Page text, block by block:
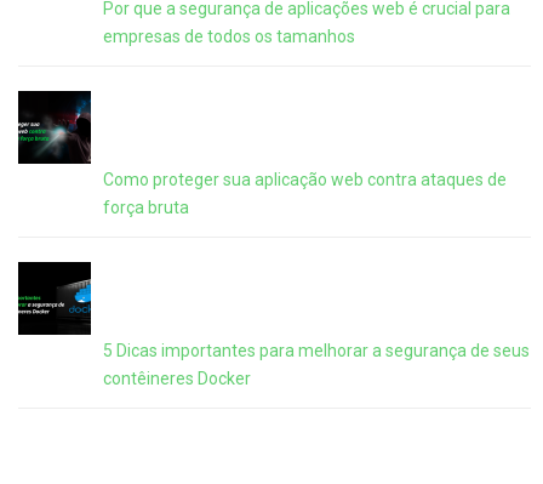
Por que a segurança de aplicações web é crucial para
empresas de todos os tamanhos
Como proteger sua aplicação web contra ataques de
força bruta
5 Dicas importantes para melhorar a segurança de seus
contêineres Docker